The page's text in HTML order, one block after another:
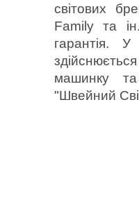
світових
Family та
гарантія.
машинку
"Швейний